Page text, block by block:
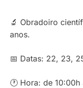
🔬 Obradoiro
anos.
📅 Datas: 22, 23,
🕐 Hora: de 10:00h